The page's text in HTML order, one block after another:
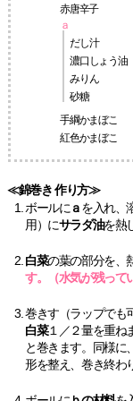
赤唐辛子
ａ
だし汁
濃口しょう油
みりん
砂糖
手綱かまぼこ
紅色かまぼこ
≪錦巻き 作り方≫
ボールに ａを入れ、
用）にサラダ油を熱
白菜の葉の部分を、
す。
（水気が残っ
巻きす（ラップでも
白菜１／２量を重ね
と巻きます。同様に
形を整え、巻き終わ